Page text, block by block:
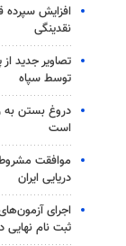
افزایش سپرده
نقدینگی
تصاویر جدید
توسط سپاه
دروغ بستن به
است
موافقت مشروط
دریایی ایران
اجرای
ثبت نام